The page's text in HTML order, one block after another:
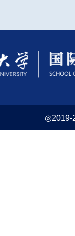
◎2019-